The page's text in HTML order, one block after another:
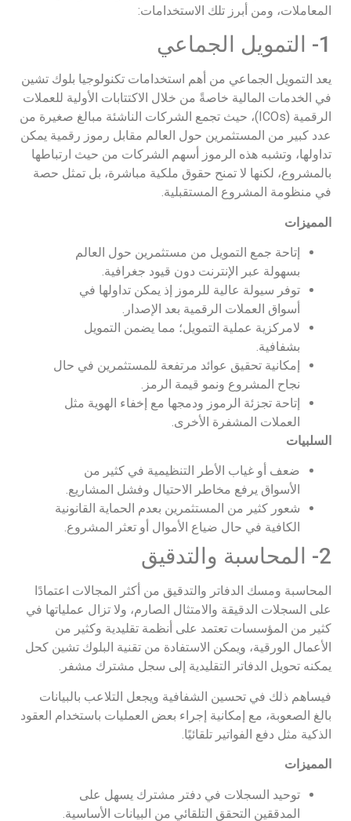
المعاملات، ومن أبرز تلك الاستخدامات:
1- التمويل الجماعي
يعد التمويل الجماعي من أهم استخدامات تكنولوجيا بلوك تشين
في الخدمات المالية خاصةً من خلال الاكتتابات الأولية للعملات
الرقمية (ICOs)، حيث تجمع الشركات الناشئة مبالغ صغيرة من
عدد كبير من المستثمرين حول العالم مقابل رموز رقمية يمكن
تداولها، وتشبه هذه الرموز أسهم الشركات من حيث ارتباطها
بالمشروع، لكنها لا تمنح حقوق ملكية مباشرة، بل تمثل حصة
في منظومة المشروع المستقبلية.
المميزات
إتاحة جمع التمويل من مستثمرين حول العالم
بسهولة عبر الإنترنت دون قيود جغرافية.
توفر سيولة عالية للرموز إذ يمكن تداولها في
أسواق العملات الرقمية بعد الإصدار.
لامركزية عملية التمويل؛ مما يضمن التمويل
بشفافية.
إمكانية تحقيق عوائد مرتفعة للمستثمرين في حال
نجاح المشروع ونمو قيمة الرمز.
إتاحة تجزئة الرموز ودمجها مع إخفاء الهوية مثل
العملات المشفرة الأخرى.
السلبيات
ضعف أو غياب الأطر التنظيمية في كثير من
الأسواق يرفع مخاطر الاحتيال وفشل المشاريع.
شعور كثير من المستثمرين بعدم الحماية القانونية
الكافية في حال ضياع الأموال أو تعثر المشروع.
2- المحاسبة والتدقيق
المحاسبة ومسك الدفاتر والتدقيق من أكثر المجالات اعتمادًا
على السجلات الدقيقة والامتثال الصارم، ولا تزال عملياتها في
كثير من المؤسسات تعتمد على أنظمة تقليدية وكثير من
الأعمال الورقية، ويمكن الاستفادة من تقنية البلوك تشين كحل
يمكنه تحويل الدفاتر التقليدية إلى سجل مشترك مشفر.
فيساهم ذلك في تحسين الشفافية ويجعل التلاعب بالبيانات
بالغ الصعوبة، مع إمكانية إجراء بعض العمليات باستخدام العقود
الذكية مثل دفع الفواتير تلقائيًا.
المميزات
توحيد السجلات في دفتر مشترك يسهل على
المدققين التحقق التلقائي من البيانات الأساسية.